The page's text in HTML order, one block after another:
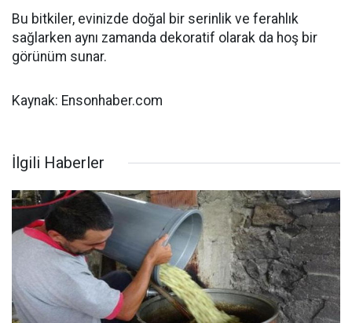
Bu bitkiler, evinizde doğal bir serinlik ve ferahlık
sağlarken aynı zamanda dekoratif olarak da hoş bir
görünüm sunar.
Kaynak: Ensonhaber.com
İlgili Haberler